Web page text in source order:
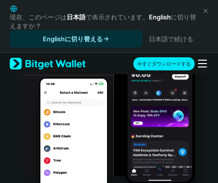
English
日本語
Tiếng Việt
Español (Latinoamérica)
Türkçe
Italiano
Português (Portugal)
Bahasa Indonesia
現在、このページは日本語で表示されています。 Englishに切り替
えますか？
Englishに切り替える
日本語で続ける
今すぐダウンロードする